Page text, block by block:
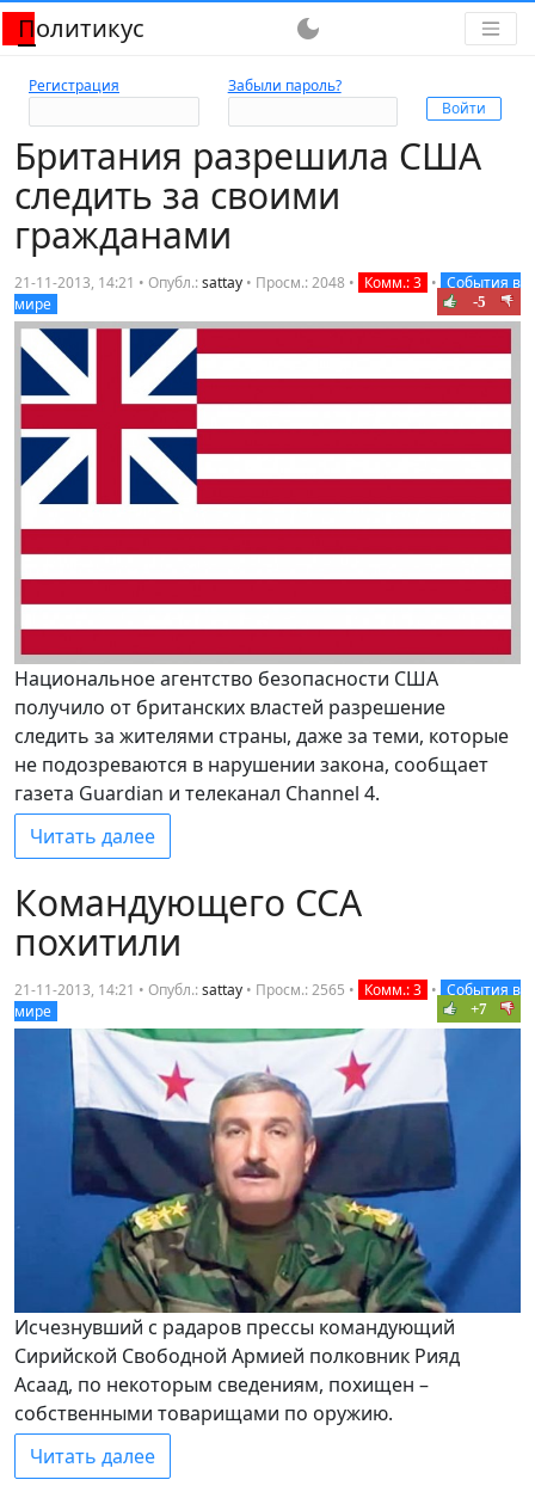
Политикус dark_mode
Регистрация Забыли пароль?
Британия разрешила США
следить за своими
гражданами
21-11-2013, 14:21 • Опубл.:sattay • Просм.: 2048 • Комм.: 3 • События в
мире
-5
Национальное агентство безопасности США
получило от британских властей разрешение
следить за жителями страны, даже за теми, которые
не подозреваются в нарушении закона, сообщает
газета Guardian и телеканал Channel 4.
Читать далее
Командующего ССА
похитили
21-11-2013, 14:21 • Опубл.:sattay • Просм.: 2565 • Комм.: 3 • События в
мире
+7
Исчезнувший с радаров прессы командующий
Сирийской Свободной Армией полковник Рияд
Асаад, по некоторым сведениям, похищен –
собственными товарищами по оружию.
Читать далее